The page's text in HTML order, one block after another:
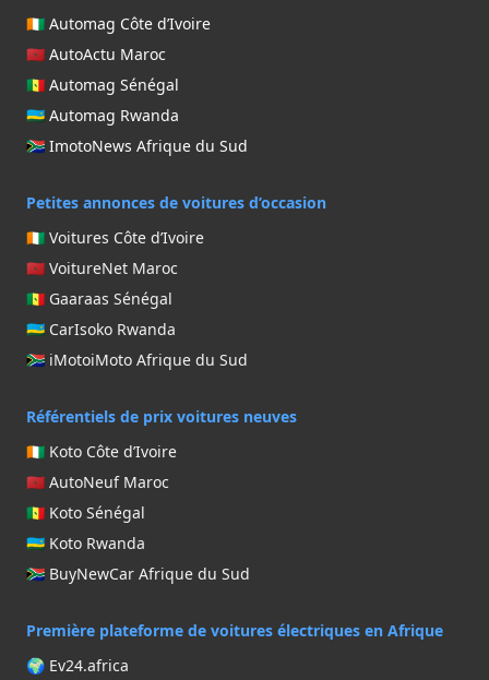
🇨🇮 Automag Côte d’Ivoire
🇲🇦 AutoActu Maroc
🇸🇳 Automag Sénégal
🇷🇼 Automag Rwanda
🇿🇦 ImotoNews Afrique du Sud
Petites annonces de voitures d’occasion
🇨🇮 Voitures Côte d’Ivoire
🇲🇦 VoitureNet Maroc
🇸🇳 Gaaraas Sénégal
🇷🇼 CarIsoko Rwanda
🇿🇦 iMotoiMoto Afrique du Sud
Référentiels de prix voitures neuves
🇨🇮 Koto Côte d’Ivoire
🇲🇦 AutoNeuf Maroc
🇸🇳 Koto Sénégal
🇷🇼 Koto Rwanda
🇿🇦 BuyNewCar Afrique du Sud
Première plateforme de voitures électriques en Afrique
🌍 Ev24.africa